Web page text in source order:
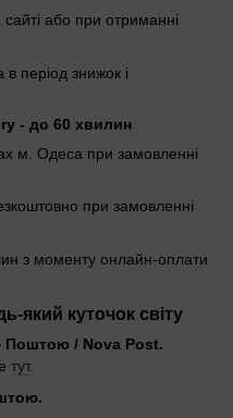
або при отриманні
період знижок і
- до 60 хвилин
м. Одеса при замовленні
при замовленні
з моменту онлайн-оплати
який куточок світу
/ Nova Post.
тут.